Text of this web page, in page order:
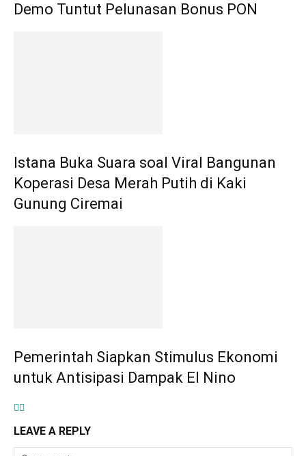
Demo Tuntut Pelunasan Bonus PON
Istana Buka Suara soal Viral Bangunan
Koperasi Desa Merah Putih di Kaki
Gunung Ciremai
Pemerintah Siapkan Stimulus Ekonomi
untuk Antisipasi Dampak El Nino
LEAVE A REPLY